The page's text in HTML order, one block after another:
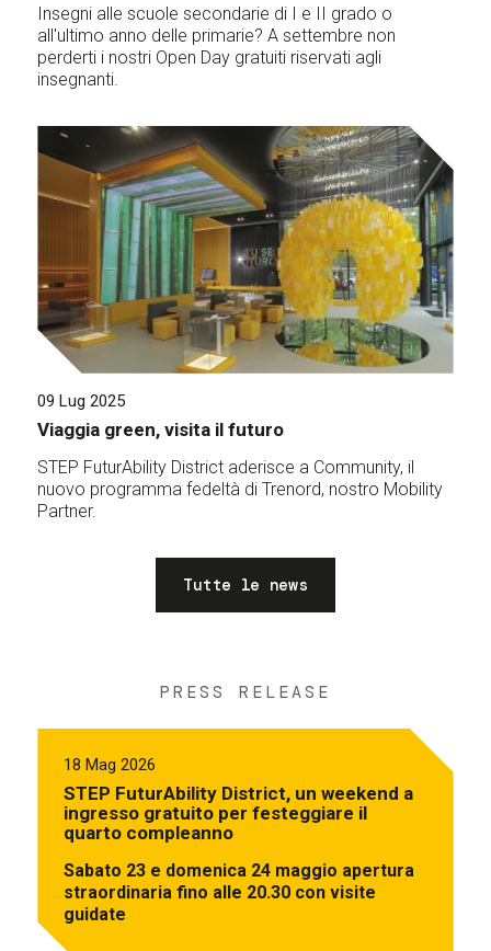
Insegni alle scuole secondarie di I e II grado o
all'ultimo anno delle primarie? A settembre non
perderti i nostri Open Day gratuiti riservati agli
insegnanti.
09 Lug 2025
Viaggia green, visita il futuro
STEP FuturAbility District aderisce a Community, il
nuovo programma fedeltà di Trenord, nostro Mobility
Partner.
Tutte le news
PRESS RELEASE
18 Mag 2026
STEP FuturAbility District, un weekend a
ingresso gratuito per festeggiare il
quarto compleanno
Sabato 23 e domenica 24 maggio apertura
straordinaria fino alle 20.30 con visite
guidate